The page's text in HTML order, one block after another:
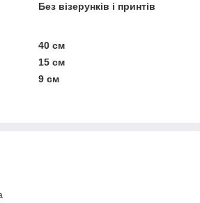
Без візерунків і принтів
40 см
15 см
9 см